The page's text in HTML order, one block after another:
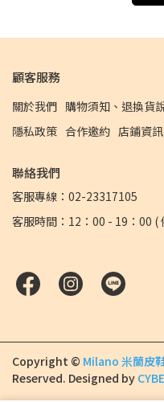
顧客服務
關於我們 購物須知、退換貨
隱私政策 合作邀約 店鋪資訊
聯絡我們
客服專線：02-23317105
客服時間：12：00 - 19：00 (
Copyright © Milano 米蘭皮
Reserved. Designed by